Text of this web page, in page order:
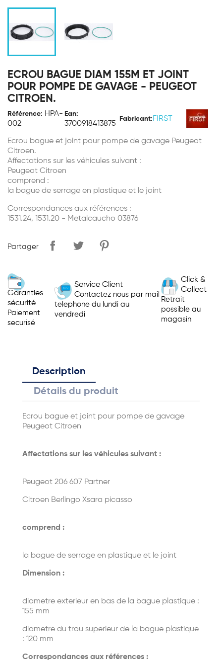
ECROU BAGUE DIAM 155M ET JOINT
POUR POMPE DE GAVAGE - PEUGEOT
CITROEN.
Référence: HPA-
002
Ean:
3700918413875
Fabricant: FIRST
Ecrou bague et joint pour pompe de gavage Peugeot
Citroen.
Affectations sur les véhicules suivant :
Peugeot Citroen
comprend :
la bague de serrage en plastique et le joint
Correspondances aux références :
1531.24, 1531.20 - Metalcaucho 03876
Partager
Garanties
sécurité
Paiement
securisé
Service Client
Contactez nous par mail
telephone du lundi au
vendredi
Click &
Collect
Retrait
possible au
magasin
Description
Détails du produit
Ecrou bague et joint pour pompe de gavage
Peugeot Citroen
Affectations sur les véhicules suivant :
Peugeot 206 607 Partner
Citroen Berlingo Xsara picasso
comprend :
la bague de serrage en plastique et le joint
Dimension :
diametre exterieur en bas de la bague plastique :
155 mm
diametre du trou superieur de la bague plastique
: 120 mm
Correspondances aux références :